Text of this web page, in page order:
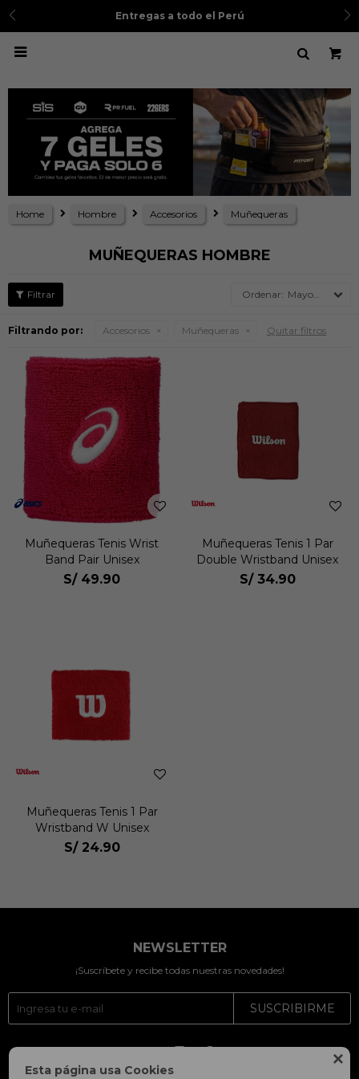

Esta página usa Cookies
Entregas a todo el Perú

Home Hombre Accesorios Muñequeras
MUÑEQUERAS HOMBRE
Mayor precio
Filtrando por: Accesorios Muñequeras Quitar filtros
Muñequeras Tenis Wrist
Band Pair Unisex
S/ 49.90
Muñequeras Tenis 1 Par
Double Wristband Unisex
S/ 34.90
Muñequeras Tenis 1 Par
Wristband W Unisex
S/ 24.90
NEWSLETTER
¡Suscríbete y recibe todas nuestras novedades!
SUSCRIBIRME